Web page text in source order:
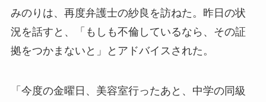
みのりは、再度弁護士の紗良を訪ねた。昨日の状
況を話すと、「もしも不倫しているなら、その証
拠をつかまないと」とアドバイスされた。
「今度の金曜日、美容室行ったあと、中学の同級